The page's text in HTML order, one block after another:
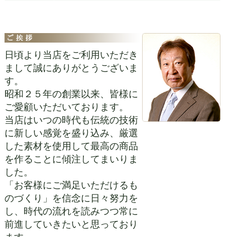
日頃より当店をご利用いただき
まして誠にありがとうございま
す。
昭和２５年の創業以来、皆様に
ご愛顧いただいております。
当店はいつの時代も伝統の技術
に新しい感覚を盛り込み、厳選
した素材を使用して最高の商品
を作ることに傾注してまいりま
した。
「お客様にご満足いただけるも
のづくり」を信念に日々努力を
し、時代の流れを読みつつ常に
前進していきたいと思っており